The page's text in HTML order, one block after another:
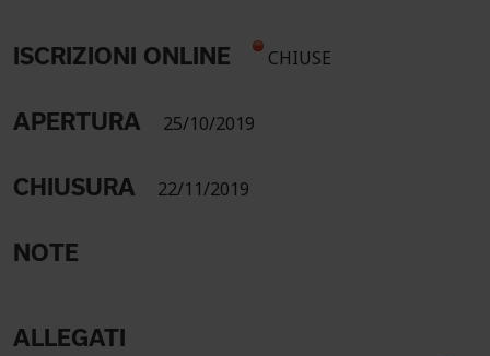
ISCRIZIONI ONLINE CHIUSE
APERTURA 25/10/2019
CHIUSURA 22/11/2019
NOTE
ALLEGATI